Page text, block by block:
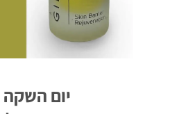
יום השקה